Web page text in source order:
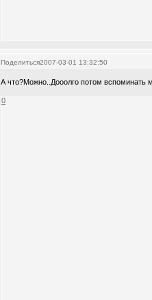
Поделиться2007-03-01 13:32:50
А что?Можно..Дооолго потом вспоминать
0